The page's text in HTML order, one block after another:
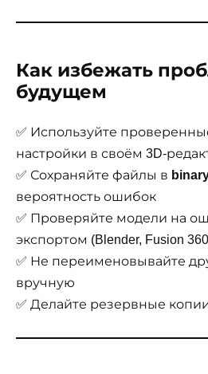
Как избежать
будущем
✅ Используйте
настройки в своём 3D-
✅ Сохраняйте файлы в
вероятность ошибок
✅ Проверяйте модели на
экспортом (Blender, Fusion
✅ Не переименовывайте
вручную
✅ Делайте резервные